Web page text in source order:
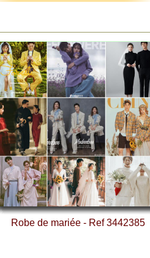
Robe de mariée - Ref 3442385